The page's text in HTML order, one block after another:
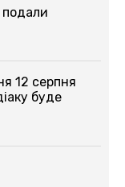
подали
12 серпня
буде